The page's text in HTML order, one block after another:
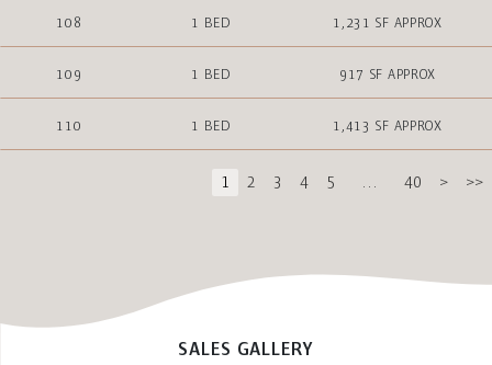
108 1 BED 1,231 SF APPROX
109 1 BED 917 SF APPROX
110 1 BED 1,413 SF APPROX
1 2 3 4 5 40 > >>
SALES GALLERY